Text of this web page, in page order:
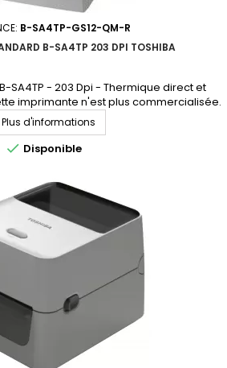
B-SA4TP-GS12-QM-R
B-SA4TP 203 DPI TOSHIBA
SA4TP - 203 Dpi - Thermique direct et
imprimante n'est plus commercialisée.
B-FV4T (accédez à la fiche
en cliquant ici)
Plus d'informations
 Disponible